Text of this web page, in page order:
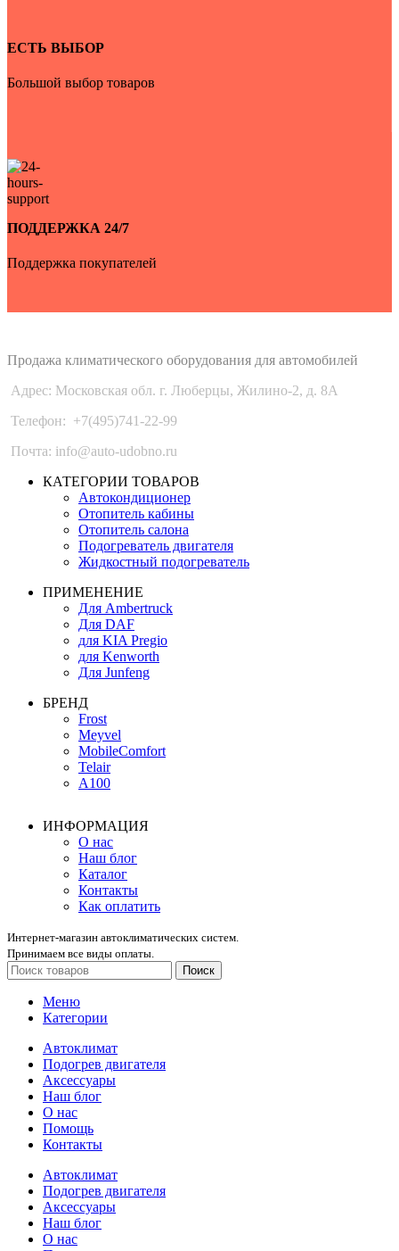
ЕСТЬ ВЫБОР
Большой выбор товаров
ПОДДЕРЖКА 24/7
Поддержка покупателей
Продажа климатического оборудования для автомобилей
Адрес: Московская обл. г. Люберцы, Жилино-2, д. 8A
Телефон: +7(495)741-22-99
Почта: info@auto-udobno.ru
КАТЕГОРИИ ТОВАРОВ
Автокондиционер
Отопитель кабины
Отопитель салона
Подогреватель двигателя
Жидкостный подогреватель
ПРИМЕНЕНИЕ
Для Ambertruck
Для DAF
для KIA Pregio
для Kenworth
Для Junfeng
БРЕНД
Frost
Meyvel
MobileComfort
Telair
А100
ИНФОРМАЦИЯ
О нас
Наш блог
Каталог
Контакты
Как оплатить
Интернет-магазин автоклиматических систем.
Принимаем все виды оплаты.
Поиск
Меню
Категории
Автоклимат
Подогрев двигателя
Аксессуары
Наш блог
О нас
Помощь
Контакты
Автоклимат
Подогрев двигателя
Аксессуары
Наш блог
О нас